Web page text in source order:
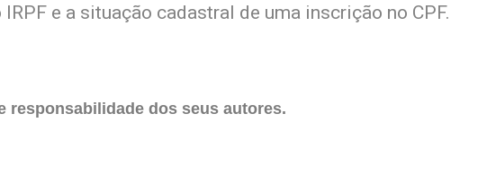
e a situação cadastral de uma inscrição no CPF.
responsabilidade dos seus autores.